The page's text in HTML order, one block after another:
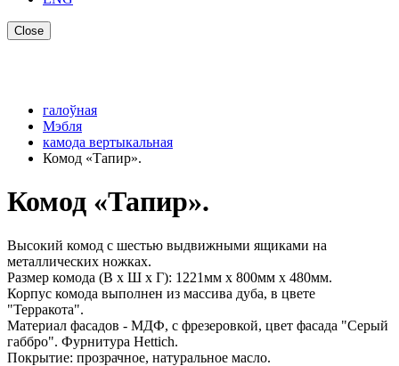
Close
галоўная
Мэбля
камода вертыкальная
Комод «Тапир».
Комод «Тапир».
Высокий комод с шестью выдвижными ящиками на
металлических ножках.
Размер комода (В х Ш х Г): 1221мм x 800мм x 480мм.
Корпус комода выполнен из массива дуба, в цвете
"Терракота".
Материал фасадов - МДФ, c фрезеровкой, цвет фасада "Серый
габбро". Фурнитура Hettich.
Покрытие: прозрачное, натуральное масло.